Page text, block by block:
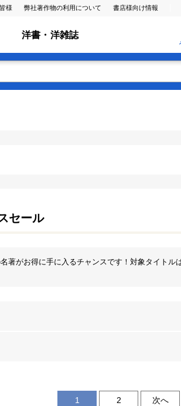
様 弊社著作物の利用について 書店様向け情報
洋書・洋雑誌
セール
著がお得に手に入るチャンスです！対象タイトル
1 2 次へ